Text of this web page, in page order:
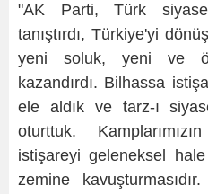
"AK Parti, Türk
tanıştırdı, Türkiye'yi
yeni soluk, yeni ve
kazandırdı. Bilhassa
ele aldık ve tarz-ı
oturttuk.
istişareyi geleneksel
zemine